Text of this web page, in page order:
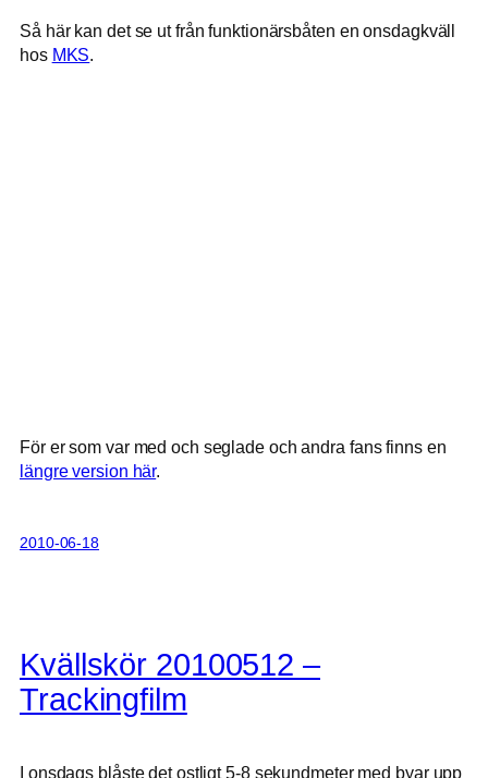
Så här kan det se ut från funktionärsbåten en onsdagkväll
hos MKS.
För er som var med och seglade och andra fans finns en
längre version här.
2010-06-18
Kvällskör 20100512 –
Trackingfilm
I onsdags blåste det ostligt 5-8 sekundmeter med byar upp